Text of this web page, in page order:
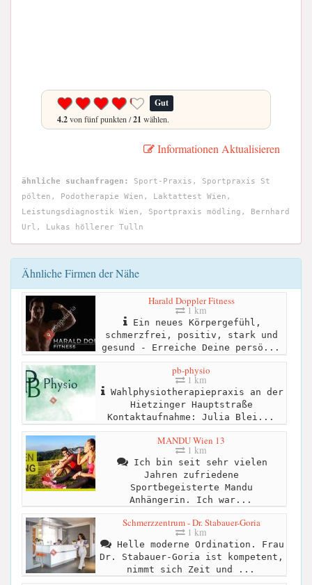
Gut
4.2von fünf punkten /21 wählen.
Informationen Aktualisieren
ähnliche suchanfragen:
Sport-Praxis, Sportpraxis St
pölten, Podotherapie Wien, Laktattest Wien,
Leistungsdiagnostik Wien, Sportpraxis mödling, Bernhard
Url, Lukas höllerer Tulln
Ähnliche Firmen der Nähe
Harald Doppler Fitness
1 km
Ein neues Körpergefühl,
schmerzfrei, positiv, stark und
gesund - Erreiche Deine persö...
pb-physio
1 km
Wahlphysiotherapiepraxis an der
Hietzinger Hauptstraße
Kontaktaufnahme: Julia Blei...
MANDU Wien 13
1 km
Ich bin seit sehr vielen
Jahren zufriedene
Sportbegeisterte Mandu
Anhängerin. Ich war...
Schmerzzentrum - Dr. Stabauer-Goria
1 km
Helle moderne Ordination. Frau
Dr. Stabauer-Goria ist kompetent,
nimmt sich Zeit und ...